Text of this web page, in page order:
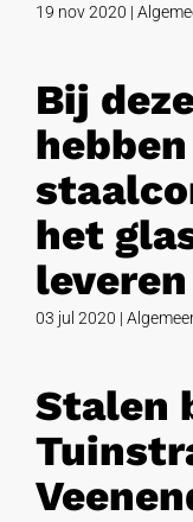
19 nov 2020 |
Bij
het
03 jul 2020 |
Stalen